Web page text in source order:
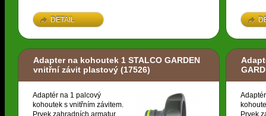
DETAIL
Adapter na kohoutek 1 STALCO GARDEN
vnitřní závit plastový (17526)
Adaptér na 1 palcový
kohoutek s vnitřním závitem.